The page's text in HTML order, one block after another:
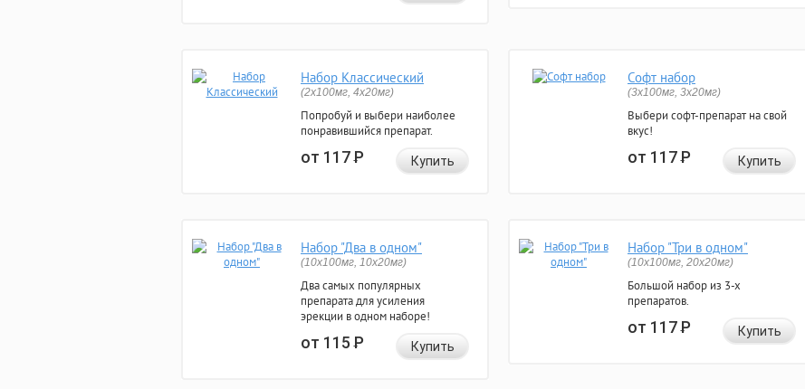
Набор Классический
(2x100мг, 4x20мг)
Попробуй и выбери наиболее
понравившийся препарат.
от 117Р Купить
Софт набор
(3x100мг, 3x20мг)
Выбери софт-препарат на свой
вкус!
от 117Р Купить
Набор "Два в одном"
(10x100мг, 10x20мг)
Два самых популярных
препарата для усиления
эрекции в одном наборе!
от 115Р Купить
Набор "Три в одном"
(10x100мг, 20x20мг)
Большой набор из 3-х
препаратов.
от 117Р Купить